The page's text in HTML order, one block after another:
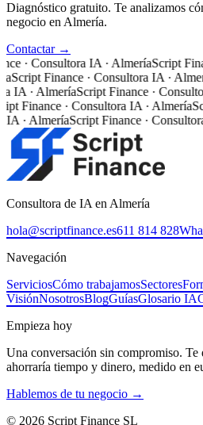
Diagnóstico gratuito. Te analizamos
negocio en Almería.
Contactar →
· Consultora IA · AlmeríaScript
Script Finance · Consultora IA ·
IA · AlmeríaScript Finance ·
Finance · Consultora IA · Almería
· AlmeríaScript Finance ·
Consultora de IA en Almería
hola@scriptfinance.es611 814 828
Navegación
ServiciosCómo trabajamosSectores
VisiónNosotrosBlogGuíasGlosario IA
Empieza hoy
Una conversación sin compromiso.
ahorraría tiempo y dinero, medido en
Hablemos de tu negocio →
© 2026 Script Finance SL